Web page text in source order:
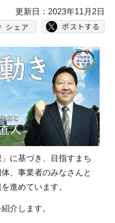
更新日：2023年11月2日
に基づき、目指すまち
、事業者のみなさんと
進めています。
介します。